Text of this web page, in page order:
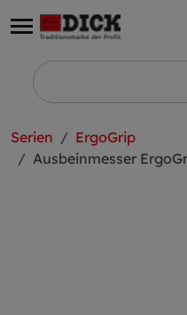
Serien
ErgoGrip
Ausbeinmesser